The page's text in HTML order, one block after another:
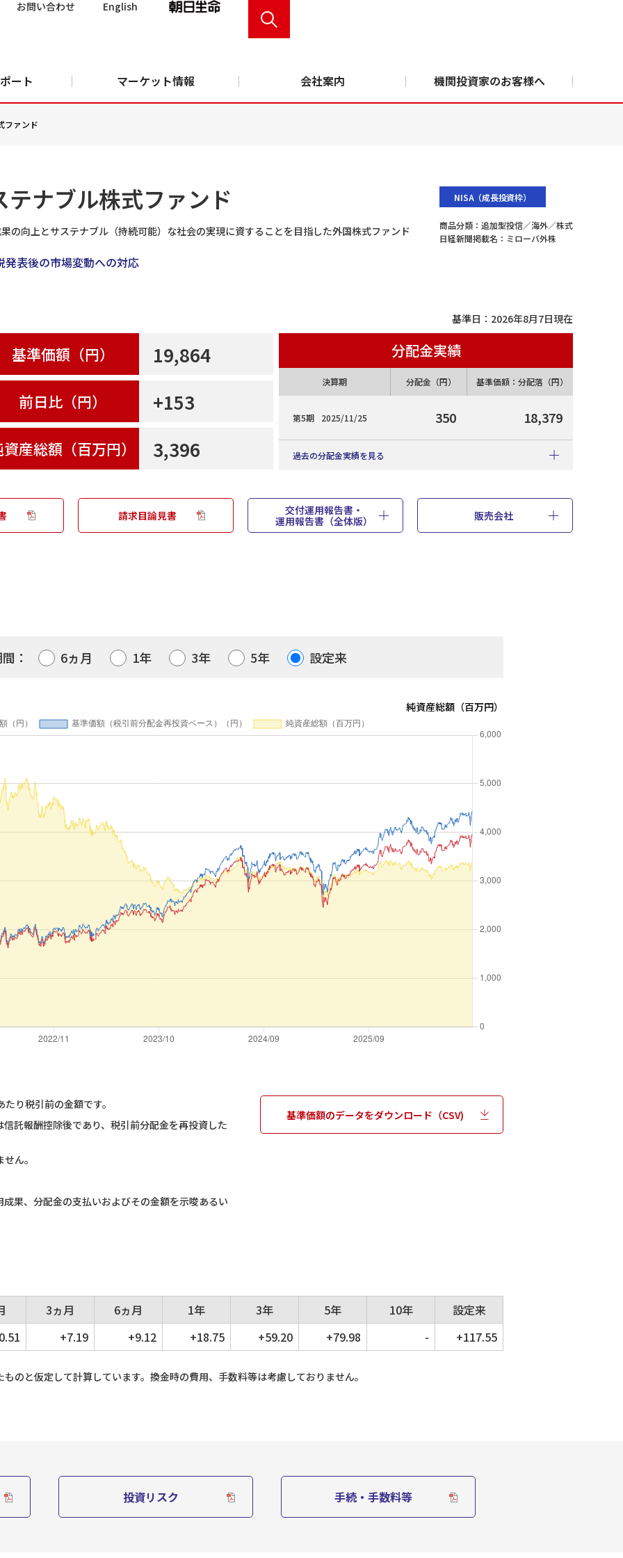
お問い合わせ English
ート マーケット情報 会社案内 機関投資家のお客様へ
ファンド
ナブル株式ファンド
の向上とサステナブル（持続可能）な社会の実現に資することを目指した外国株式ファンド
発表後の市場変動への対応
NISA（成長投資枠）
商品分類： 追加型投信／海外／株式
日経新聞掲載名： ミローバ外株
基準日： 2026年8月7日現在
基準価額（円） 19,864
前日比（円） +153
産総額（百万円） 3,396
分配金実績
決算期 分配金（円） 基準価額：分配落（円）
第5期 2025/11/25 350 18,379
過去の分配金実績を見る
設定来分配金累計（円・2020年12月29日設定） 1,350
期 2023/11/27
200
請求目論見書
交付運用報告書・
運用報告書（全体版）
販売会社
： 6ヵ月 1年 3年 5年 設定来
り税引前の金額です。
託報酬控除後であり、税引前分配金を再投資した
ん。
果、分配金の支払いおよびその金額を示唆あるい
基準価額のデータをダウンロード（CSV)
3ヵ月 6ヵ月 1年 3年 5年 10年
設定来
+7.19 +9.12 +18.75 +59.20 +79.98 - +117.55
のと仮定して計算しています。換金時の費用、手数料等は考慮しておりません。
投資リスク 手続・手数料等